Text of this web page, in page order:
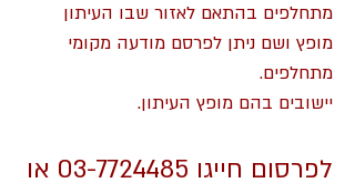
מתחלפים בהתאם לאזור שבו העיתון
מופץ ושם ניתן לפרסם מודעה מקומי
מתחלפים.
יישובים בהם מופץ העיתון.
לפרסום חייגו 03-7724485 או